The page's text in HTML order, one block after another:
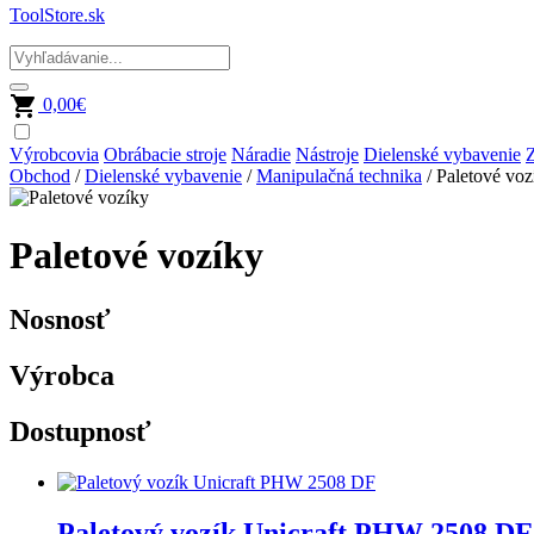
ToolStore.sk
0,00€
Výrobcovia Obrábacie stroje Náradie Nástroje Dielenské vybavenie
Obchod /Dielenské vybavenie /Manipulačná technika / Paletové
Paletové vozíky
Nosnosť
Výrobca
Dostupnosť